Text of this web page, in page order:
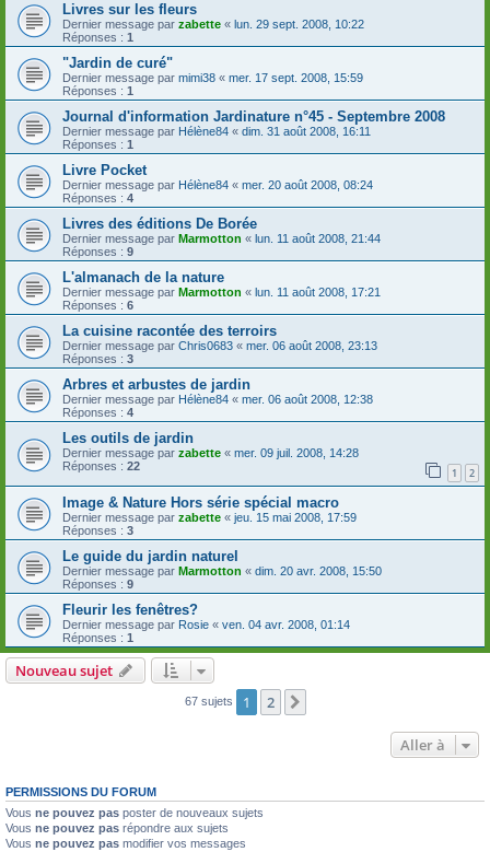
Livres sur les fleurs
Dernier message par zabette « lun. 29 sept. 2008, 10:22
Réponses : 1
"Jardin de curé"
Dernier message par mimi38 « mer. 17 sept. 2008, 15:59
Réponses : 1
Journal d'information Jardinature n°45 - Septembre 2008
Dernier message par Hélène84 « dim. 31 août 2008, 16:11
Réponses : 1
Livre Pocket
Dernier message par Hélène84 « mer. 20 août 2008, 08:24
Réponses : 4
Livres des éditions De Borée
Dernier message par Marmotton « lun. 11 août 2008, 21:44
Réponses : 9
L'almanach de la nature
Dernier message par Marmotton « lun. 11 août 2008, 17:21
Réponses : 6
La cuisine racontée des terroirs
Dernier message par Chris0683 « mer. 06 août 2008, 23:13
Réponses : 3
Arbres et arbustes de jardin
Dernier message par Hélène84 « mer. 06 août 2008, 12:38
Réponses : 4
Les outils de jardin
Dernier message par zabette « mer. 09 juil. 2008, 14:28
Réponses : 22 1 2
Image & Nature Hors série spécial macro
Dernier message par zabette « jeu. 15 mai 2008, 17:59
Réponses : 3
Le guide du jardin naturel
Dernier message par Marmotton « dim. 20 avr. 2008, 15:50
Réponses : 9
Fleurir les fenêtres?
Dernier message par Rosie « ven. 04 avr. 2008, 01:14
Réponses : 1
Nouveau sujet
67 sujets 1 2
Aller à
PERMISSIONS DU FORUM
Vous ne pouvez pas poster de nouveaux sujets
Vous ne pouvez pas répondre aux sujets
Vous ne pouvez pas modifier vos messages